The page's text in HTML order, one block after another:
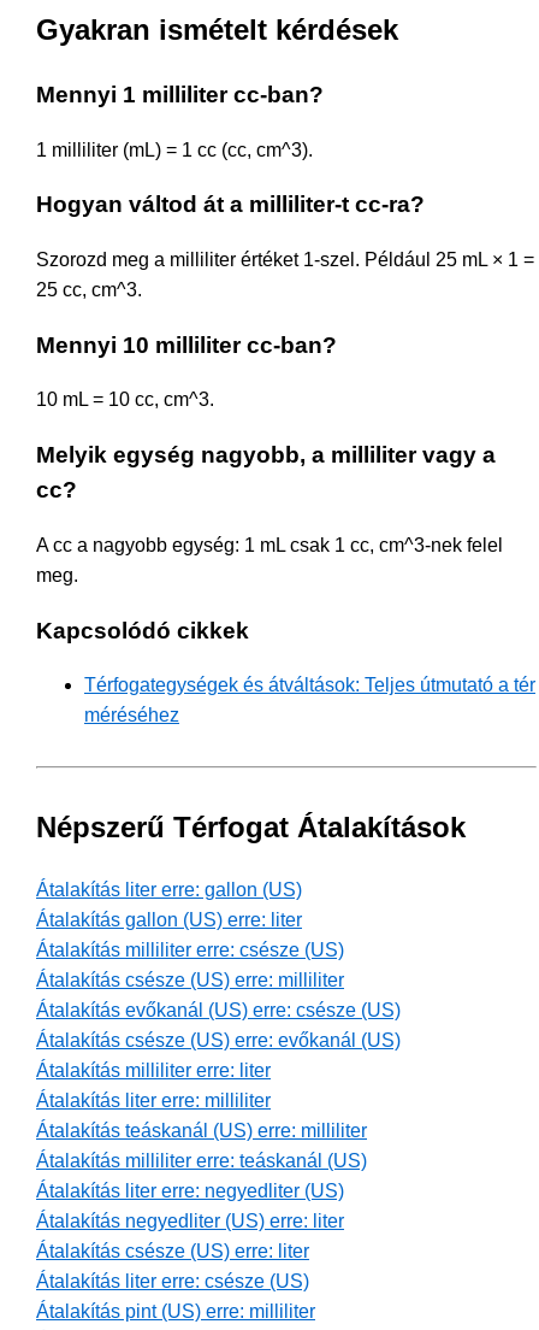
Gyakran ismételt kérdések
Mennyi 1 milliliter cc-ban?
1 milliliter (mL) = 1 cc (cc, cm^3).
Hogyan váltod át a milliliter-t cc-ra?
Szorozd meg a milliliter értéket 1-szel. Például 25 mL × 1 =
25 cc, cm^3.
Mennyi 10 milliliter cc-ban?
10 mL = 10 cc, cm^3.
Melyik egység nagyobb, a milliliter vagy a
cc?
A cc a nagyobb egység: 1 mL csak 1 cc, cm^3-nek felel
meg.
Kapcsolódó cikkek
Térfogategységek és átváltások: Teljes útmutató a tér
méréséhez
Népszerű Térfogat Átalakítások
Átalakítás liter erre: gallon (US)
Átalakítás gallon (US) erre: liter
Átalakítás milliliter erre: csésze (US)
Átalakítás csésze (US) erre: milliliter
Átalakítás evőkanál (US) erre: csésze (US)
Átalakítás csésze (US) erre: evőkanál (US)
Átalakítás milliliter erre: liter
Átalakítás liter erre: milliliter
Átalakítás teáskanál (US) erre: milliliter
Átalakítás milliliter erre: teáskanál (US)
Átalakítás liter erre: negyedliter (US)
Átalakítás negyedliter (US) erre: liter
Átalakítás csésze (US) erre: liter
Átalakítás liter erre: csésze (US)
Átalakítás pint (US) erre: milliliter